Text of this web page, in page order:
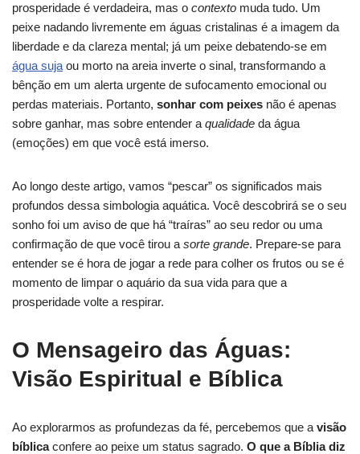
prosperidade é verdadeira, mas o contexto muda tudo. Um
peixe nadando livremente em águas cristalinas é a imagem da
liberdade e da clareza mental; já um peixe debatendo-se em
água suja ou morto na areia inverte o sinal, transformando a
bênção em um alerta urgente de sufocamento emocional ou
perdas materiais. Portanto, sonhar com peixes não é apenas
sobre ganhar, mas sobre entender a qualidade da água
(emoções) em que você está imerso.
Ao longo deste artigo, vamos “pescar” os significados mais
profundos dessa simbologia aquática. Você descobrirá se o seu
sonho foi um aviso de que há “traíras” ao seu redor ou uma
confirmação de que você tirou a sorte grande. Prepare-se para
entender se é hora de jogar a rede para colher os frutos ou se é
momento de limpar o aquário da sua vida para que a
prosperidade volte a respirar.
O Mensageiro das Águas:
Visão Espiritual e Bíblica
Ao explorarmos as profundezas da fé, percebemos que a visão
bíblicaconfere ao peixe um status sagrado. O que a Bíblia diz